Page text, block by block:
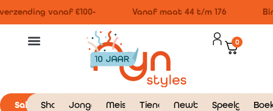
vanaf €100- Vanaf maat 44 t/m 176
0
Sale Shop JongensMeisjes Tieners NewbornSpeelgoed